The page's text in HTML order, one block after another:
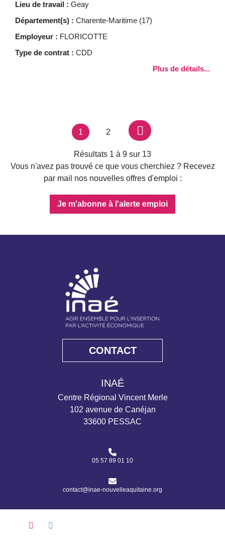
Lieu de travail : Geay
Département(s) : Charente-Maritime (17)
Employeur : FLORICOTTE
Type de contrat : CDD
Plus de détails...
Navigation
pages
Page
1 Page
2 Page suivante
Résultats 1 à 9 sur 13
Vous n'avez pas trouvé ce que vous cherchiez ? Recevez
par mail nos nouvelles offres d'emploi :
Je m'abonne à l'alerte emploi
INAE - Agir ensemble pour l'insertion par l'activité économique
CONTACT
INAÉ
Centre Régional Vincent Merle
102 avenue de Canéjan
33600 PESSAC
05 57 89 01 10
contact@inae-nouvelleaquitaine.org
Pause Lecture